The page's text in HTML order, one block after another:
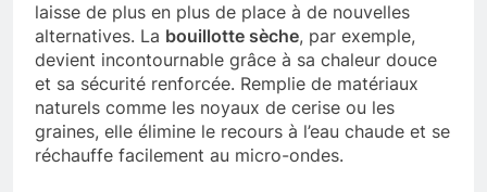
laisse de plus en plus de place à de nouvelles
alternatives. La bouillotte sèche, par exemple,
devient incontournable grâce à sa chaleur douce
et sa sécurité renforcée. Remplie de matériaux
naturels comme les noyaux de cerise ou les
graines, elle élimine le recours à l’eau chaude et se
réchauffe facilement au micro-ondes.